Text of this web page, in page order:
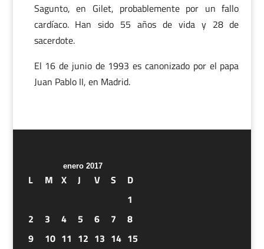
Sagunto, en Gilet, probablemente por un fallo
cardíaco. Han sido 55 años de vida y 28 de
sacerdote.
El 16 de junio de 1993 es canonizado por el papa
Juan Pablo II, en Madrid.
enero 2017
L M X J V S
D
1
2
3 4 5 6 7
8
9
10 11 12 13 14 15